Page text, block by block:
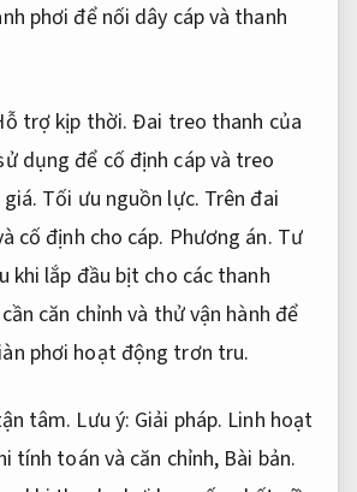
phơi để nối dây cáp và thanh
trợ kịp thời.Đai treo thanh của
dụng để cố định cáp và treo
Tối ưu nguồn lực. Trên đai
cố định cho cáp. Phương án. Tư
khi lắp đầu bịt cho các thanh
cần căn chỉnh và thử vận hành để
phơi hoạt động trơn tru.
tâm. Lưu ý: Giải pháp. Linh hoạt
tính toán và căn chỉnh, Bài bản.